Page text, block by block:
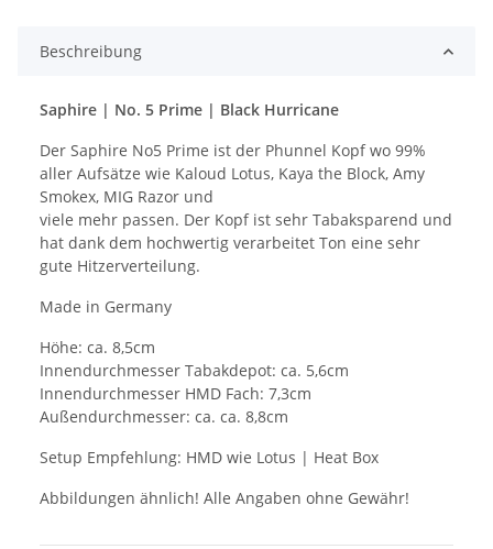
Beschreibung
Saphire | No. 5 Prime | Black Hurricane
Der Saphire No5 Prime ist der Phunnel Kopf wo 99%
aller Aufsätze wie Kaloud Lotus, Kaya the Block, Amy
Smokex, MIG Razor und
viele mehr passen. Der Kopf ist sehr Tabaksparend und
hat dank dem hochwertig verarbeitet Ton eine sehr
gute Hitzerverteilung.
Made in Germany
Höhe: ca. 8,5cm
Innendurchmesser Tabakdepot: ca. 5,6cm
Innendurchmesser HMD Fach: 7,3cm
Außendurchmesser: ca. ca. 8,8cm
Setup Empfehlung: HMD wie Lotus | Heat Box
Abbildungen ähnlich! Alle Angaben ohne Gewähr!